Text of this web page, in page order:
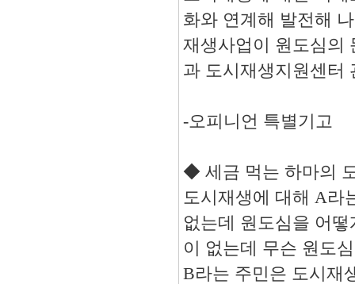
화와 연계해 발전해
재생사업이 원도심의
과 도시재생지원센터
-오피니언 특별기고
◆ 세금 먹는 하마의
도시재생에 대해 A라
없는데 원도심을 어
이 없는데 무슨 원도
B라는 주민은 도시재